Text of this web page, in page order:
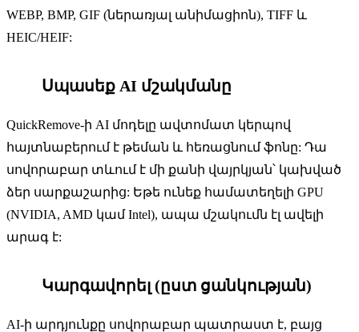
WEBP, BMP, GIF (ներառյալ անիմացիոն), TIFF և
HEIC/HEIF:
Սպասեք AI մշակմանը
QuickRemove-ի AI մոդելը ավտոմատ կերպով
հայտնաբերում է թեման և հեռացնում ֆոնը: Դա
սովորաբար տևում է մի քանի վայրկյան՝ կախված
ձեր սարքաշարից: Եթե ​​ունեք համատեղելի GPU
(NVIDIA, AMD կամ Intel), ապա մշակումն էլ ավելի
արագ է:
Կարգավորել (ըստ ցանկության)
AI-ի արդյունքը սովորաբար պատրաստ է, բայց